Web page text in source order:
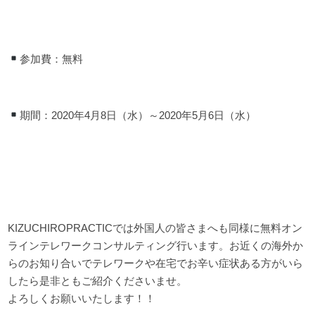
参加費：無料
期間：2020年4月8日（水）～2020年5月6日（水）
KIZUCHIROPRACTICでは外国人の皆さまへも同様に無料オン
ラインテレワークコンサルティング行います。お近くの海外か
らのお知り合いでテレワークや在宅でお辛い症状ある方がいら
したら是非ともご紹介くださいませ。
よろしくお願いいたします！！